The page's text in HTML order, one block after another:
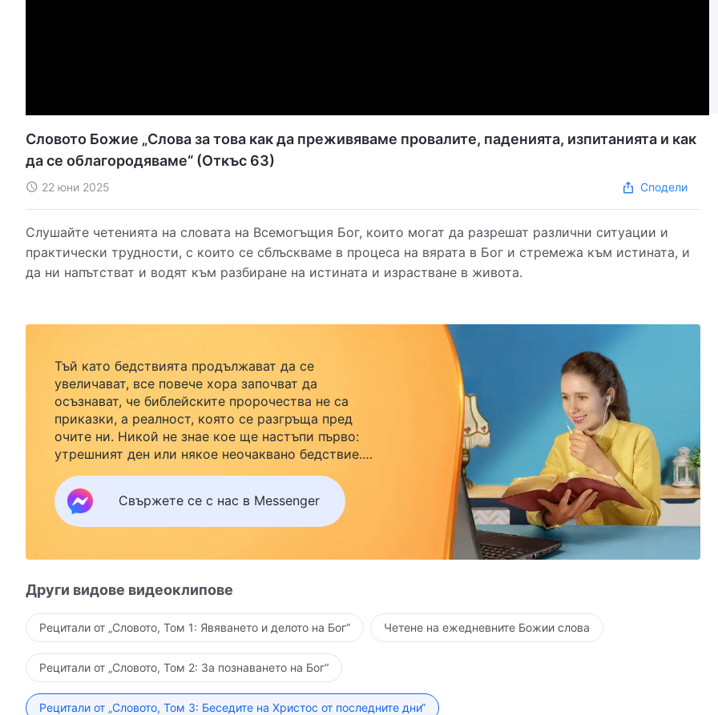
Словото Божие „Слова за това как да преживяваме провалите, паденията, изпитанията и как
да се облагородяваме“ (Откъс 63)
22 юни 2025 Сподели
Слушайте четенията на словата на Всемогъщия Бог, които могат да разрешат различни ситуации и
практически трудности, с които се сблъскваме в процеса на вярата в Бог и стремежа към истината, и
да ни напътстват и водят към разбиране на истината и израстване в живота.
Тъй като бедствията продължават да се
увеличават, все повече хора започват да
осъзнават, че библейските пророчества не са
приказки, а реалност, която се разгръща пред
очите ни. Никой не знае кое ще настъпи първо:
утрешният ден или някое неочаквано бедствие.
Господ със семейството си и да намерите
безопасност под Божията закрила, кликнете
върху Messenger, за да се присъедините към
Свържете се с нас в Messenger
Други видове видеоклипове
Рецитали от „Словото, Том 1: Явяването и делото на Бог“ Четене на ежедневните Божии слова
Рецитали от „Словото, Том 2: За познаването на Бог“
Рецитали от „Словото, Том 3: Беседите на Христос от последните дни“